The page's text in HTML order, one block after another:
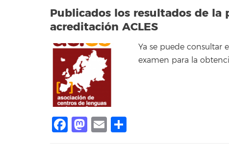
Publicados los resultados de la
acreditación ACLES
Ya se puede consultar
examen para la
Facebook
Mastodon
Email